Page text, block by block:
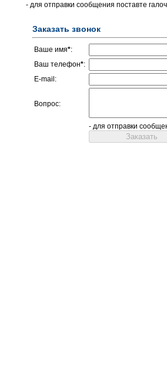
- для отправки сообщения поставте
Заказать звонок
Ваше имя*:
Ваш телефон*:
E-mail:
Вопрос:
- для отправки